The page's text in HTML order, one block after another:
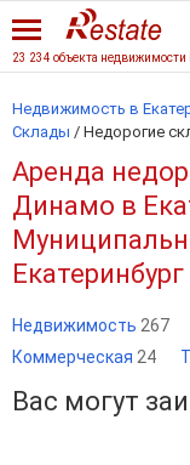
23 234 объекта недвижимости
Недвижимость в
Склады / Недорогие
Аренда
Динамо в
Екатеринбург
Недвижимость 267
Коммерческая 24
Вас могут